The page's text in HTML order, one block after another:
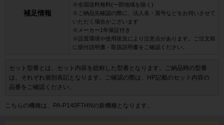
補足情報
※全国送料無料(一部地域を除く)
※ご納品先確認の際に、法人名・屋号などをお伺いさせて
いただく場合がございます
※メーカー1年保証付き
※設置環境や使用状況により注意点があります。ご注文前
に据付説明書・取扱説明書をご確認ください。
セット型番とは、セット内容を総称した型番となります。ご納品時の型番
は、それぞれ個別表記となります。ご確認の際は、HP記載のセット内容の
品番をご確認ください。
こちらの機種は、PA-P140F7HNの新機種となります。